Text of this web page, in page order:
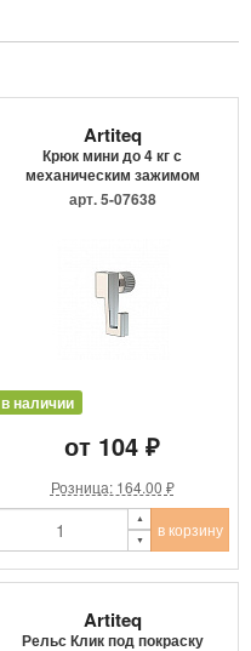
Artiteq
Крюк мини до 4 кг с
механическим зажимом
9.4205
арт. 5-07638
в наличии
от 104 ₽
Розница: 164.00 ₽
в корзину
Artiteq
Рельс Клик под покраску